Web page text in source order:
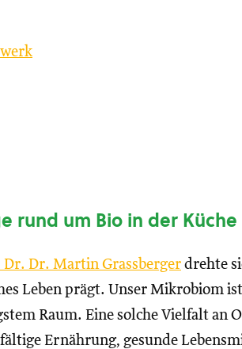
rund um Bio in der Küche
Dr. Martin Grassberger drehte
Leben prägt. Unser Mikrobiom
Raum. Eine solche Vielfalt an
Ernährung, gesunde